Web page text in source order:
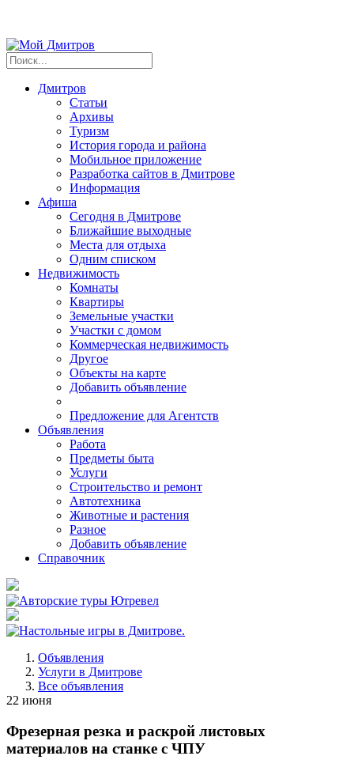
Дмитров
Статьи
Архивы
Туризм
История города и района
Мобильное приложение
Разработка сайтов в Дмитрове
Информация
Афиша
Сегодня в Дмитрове
Ближайшие выходные
Места для отдыха
Одним списком
Недвижимость
Комнаты
Квартиры
Земельные участки
Участки с домом
Коммерческая недвижимость
Другое
Объекты на карте
Добавить объявление
Предложение для Агентств
Объявления
Работа
Предметы быта
Услуги
Строительство и ремонт
Автотехника
Животные и растения
Разное
Добавить объявление
Справочник
Объявления
Услуги в Дмитрове
Все объявления
22 июня
Фрезерная резка и раскрой листовых
материалов на станке с ЧПУ